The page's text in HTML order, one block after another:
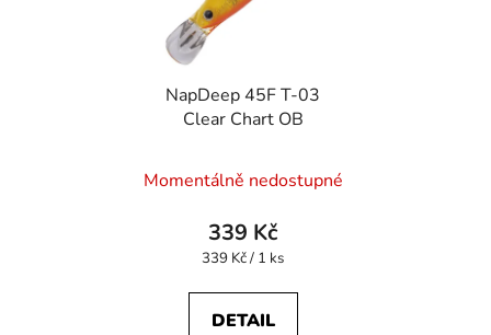
NapDeep 45F T-03
Clear Chart OB
Momentálně nedostupné
339 Kč
Měrná
339 Kč / 1 ks
DETAIL